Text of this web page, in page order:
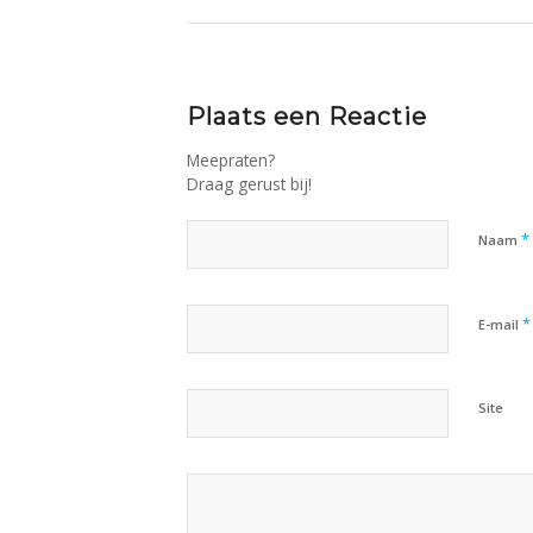
Plaats een Reactie
Meepraten?
Draag gerust bij!
Naam *
E-mail *
Site